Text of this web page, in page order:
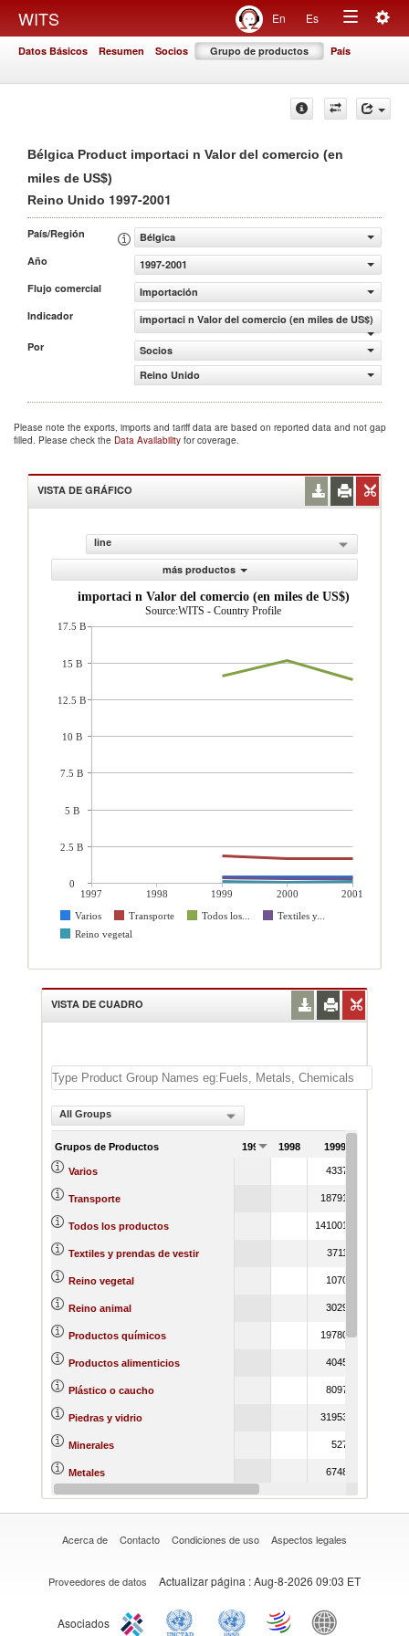
WITS En Es
Toggle
Datos Básicos Resumen Socios Grupo de productos País
Bélgica Product importaci n Valor del comercio (en
miles de US$)
Reino Unido 1997-2001
País/Región
Bélgica
Año
1997-2001
Flujo comercial
Importación
Indicador
importaci n Valor del comercio (en miles de US$)
Por
Socios
Reino Unido
Please note the exports, imports and tariff data are based on reported data and not gap
filled. Please check the Data Availability for coverage.
VISTA DE GRÁFICO
line
más productos
importaci n Valor del comercio (en miles de US$)
Source:WITS - Country Profile
1997 1998 1999 2000
2001
Varios
Transporte Todos los...
Textiles y...
Reino vegetal
17.5 B
15 B
12.5 B
10 B
7.5 B
5 B
2.5 B
0
VISTA DE CUADRO
All Groups
Grupos de Productos 1997 1998 1999
Varios 433762
Transporte 1879135
Todos los productos 14100134
Textiles y prendas de vestir 371178
Reino vegetal 107090
Reino animal 302960
Productos químicos 1978083
Productos alimenticios 404538
Plástico o caucho 809739
Piedras y vidrio 3195362
Minerales 52754
Metales 674870
Materias primas 3352135
Acerca de Contacto Condiciones de uso Aspectos legales
Proveedores de datos Actualizar página : Aug-8-2026 09:03 ET
Asociados